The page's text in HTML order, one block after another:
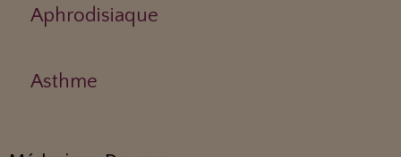
Aphrodisiaque
Asthme